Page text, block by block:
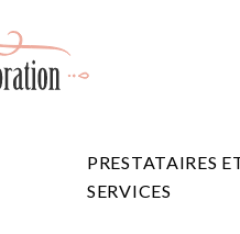
PRESTATAIRES
SERVICES